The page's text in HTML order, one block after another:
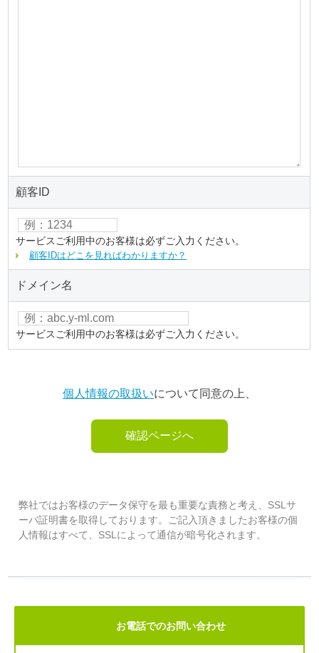
顧客ID
サービスご利用中のお客様は必ずご入力ください。
顧客IDはどこを見ればわかりますか？
ドメイン名
サービスご利用中のお客様は必ずご入力ください。
個人情報の取扱いについて同意の上、
弊社ではお客様のデータ保守を最も重要な責務と考え、SSLサ
ーバ証明書を取得しております。ご記入頂きましたお客様の個
人情報はすべて、SSLによって通信が暗号化されます。
お電話でのお問い合わせ